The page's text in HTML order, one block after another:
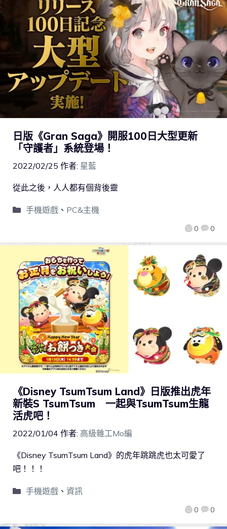
日版《Gran Saga》開服100日大型更新
「守護者」系統登場！
2022/02/25 作者: 星藍
0 0
從此之後，人人都有個背後靈
手機遊戲、 PC&主機
《Disney TsumTsum Land》日版推出虎年
新裝S TsumTsum 一起與TsumTsum生龍
活虎吧！
2022/01/04 作者: 高級雜工Mo編
0 0
《Disney TsumTsum Land》的虎年跳跳虎也太可愛了
吧！！！
手機遊戲、 資訊